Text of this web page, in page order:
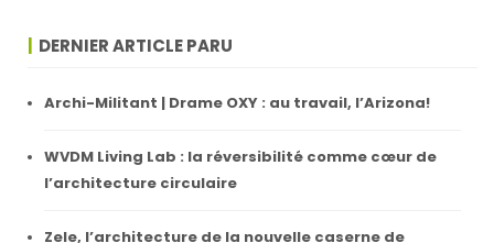
DERNIER ARTICLE PARU
Archi-Militant | Drame OXY : au travail, l’Arizona!
WVDM Living Lab : la réversibilité comme cœur de
l’architecture circulaire
Zele, l’architecture de la nouvelle caserne de